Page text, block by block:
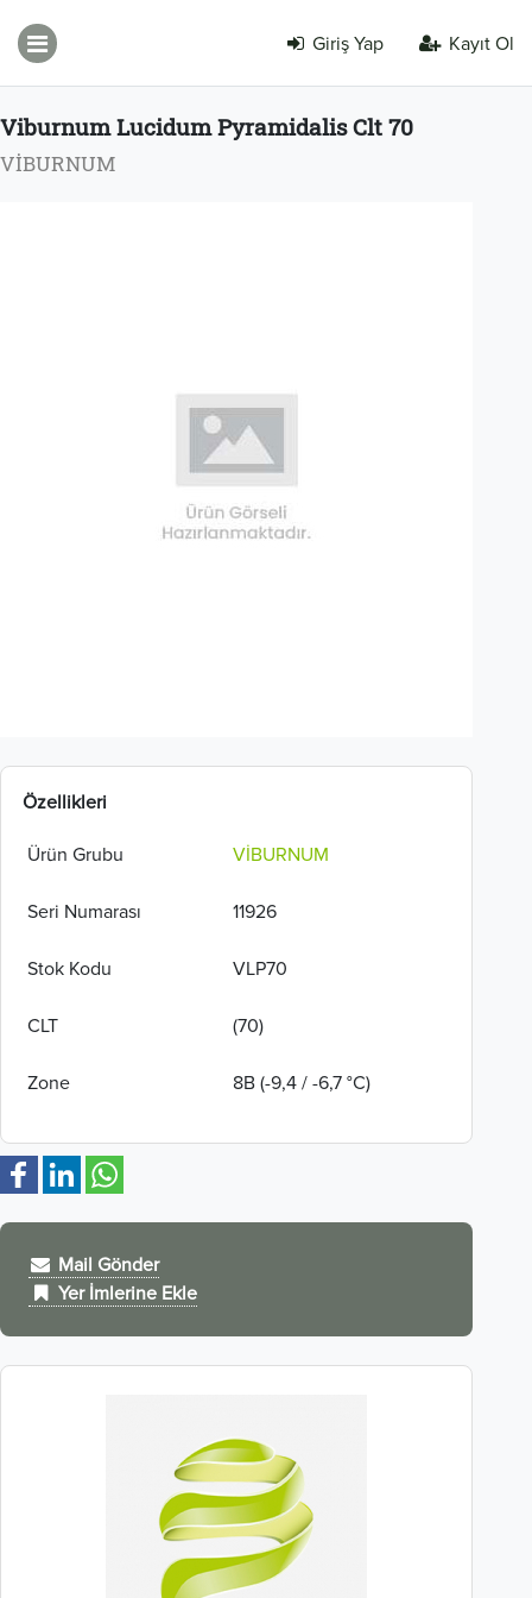
Giriş Yap Kayıt Ol
Viburnum Lucidum Pyramidalis Clt 70
VİBURNUM
Özellikleri
Ürün Grubu VİBURNUM
Seri Numarası 11926
Stok Kodu VLP70
CLT (70)
Zone 8B (-9,4 / -6,7 °C)
Mail Gönder
Yer İmlerine Ekle